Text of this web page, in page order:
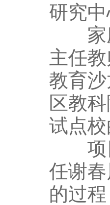
研究
家庭
主任
教育
区教
试点
项目
任谢
的过